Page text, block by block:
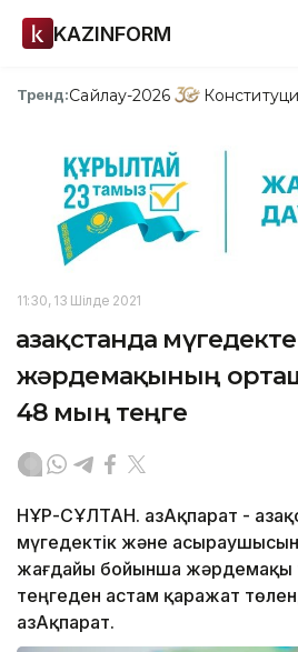
KAZINFORM
Тренд:Сайлау-2026
11:30, 13 Шілде 2021
Қазақстанда
жәрдемақының
48 мың теңге
НҰР-СҰЛТАН. ҚазАқпарат -
мүгедектік және
жағдайы бойынша жәрдемақы
теңгеден астам қаражат
ҚазАқпарат.